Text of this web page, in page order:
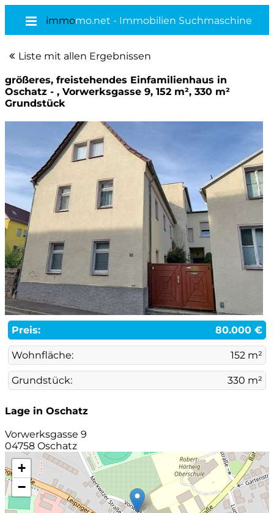
immomo.net - Immobilien Suchmaschine
Liste mit allen Ergebnissen
größeres, freistehendes Einfamilienhaus in
Oschatz - , Vorwerksgasse 9, 152 m², 330 m²
Grundstück
Preis: 80.000 €
Wohnfläche: 152 m²
Grundstück: 330 m²
Lage in Oschatz
Vorwerksgasse 9
04758 Oschatz
+
−